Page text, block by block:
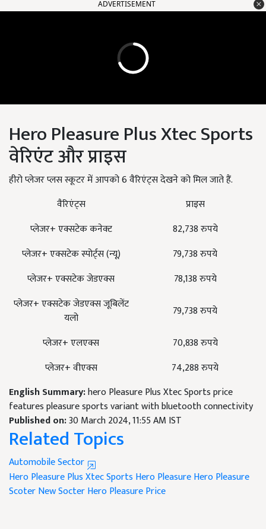
ADVERTISEMENT
Hero Pleasure Plus Xtec Sports
वेरिएंट और प्राइस
हीरो प्लेजर प्लस स्कूटर में आपको 6 वैरिएंट्स देखने को मिल जाते हैं.
वैरिएंट्स
प्राइस
प्लेजर+ एक्सटेक कनेक्ट
82,738 रुपये
प्लेजर+ एक्सटेक स्पोर्ट्स (न्यू)
79,738 रुपये
प्लेजर+ एक्सटेक जेडएक्स
78,138 रुपये
प्लेजर+ एक्सटेक जेडएक्स जूबिलेंट
यलो
79,738 रुपये
प्लेजर+ एलएक्स
70,838 रुपये
प्लेजर+ वीएक्स
74,288 रुपये
English Summary:hero Pleasure Plus Xtec Sports price
features pleasure sports variant with bluetooth connectivity
Published on:30 March 2024, 11:55 AM IST
Related Topics
Automobile Sector
Hero Pleasure Plus Xtec Sports Hero PleasureHero Pleasure
ScoterNew SocterHero Pleasure Price